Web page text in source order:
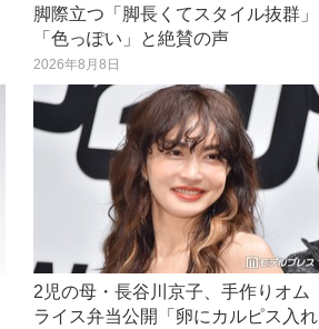
脚際立つ「脚長くてスタイル抜群」
「色っぽい」と絶賛の声
2026年8月8日
2児の母・長谷川京子、手作りオム
ライス弁当公開「卵にカルピス入れ